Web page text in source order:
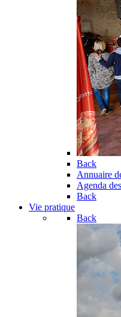
Back
Annuaire
Agenda
Back
Vie pratique
Back